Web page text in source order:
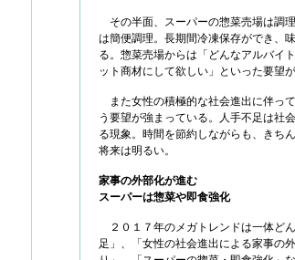
その半面、スーパーの惣菜売場は調
は簡便調理。長期間冷凍保存ができ、
る。惣菜売場からは「どんなアルバイ
ット商材にして欲しい」といった要望が
また女性の積極的な社会進出に伴っ
う要望が強まっている。人手不足は社
る現象。時間を節約しながらも、きち
将来は明るい。
家事の外部化が進む
スーパーは惣菜や即食強化
２０１７年のメガトレンドは一体ど
足」、「女性の社会進出による家事の